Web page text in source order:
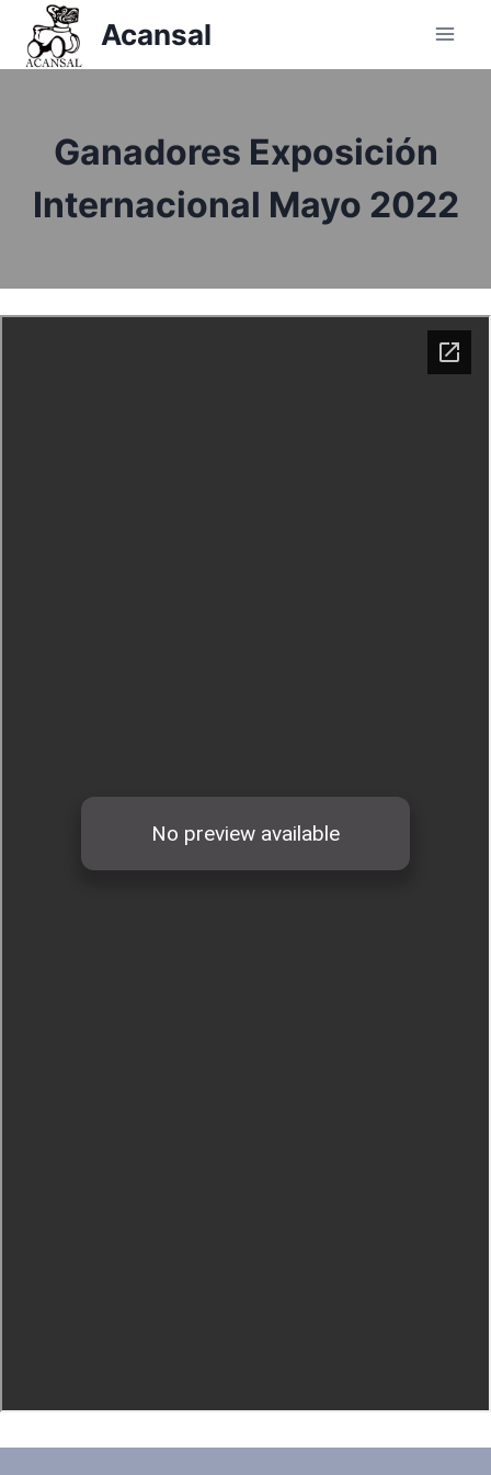
Saltar
contenido
Acansal
Ganadores Exposición
Internacional Mayo 2022